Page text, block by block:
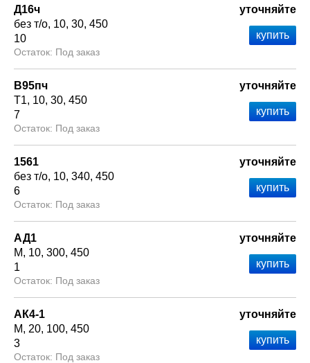
Д16ч
без т/о 10 30 450
10
Под заказ
уточняйте
В95пч
Т1 10 30 450
7
Под заказ
уточняйте
1561
без т/о 10 340 450
6
Под заказ
уточняйте
АД1
М
10 300 450
1
Под заказ
уточняйте
АК4-1
М
20 100 450
3
Под заказ
уточняйте